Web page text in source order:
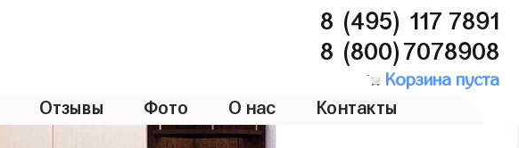
8 (495) 117 7891
8 (800)7078908
Корзина пуста
Отзывы Фото О нас Контакты